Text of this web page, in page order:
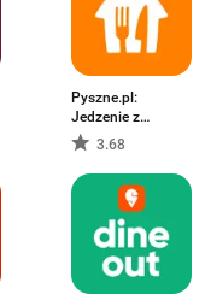
Pyszne.pl:
Jedzenie z
dowozem
3.68